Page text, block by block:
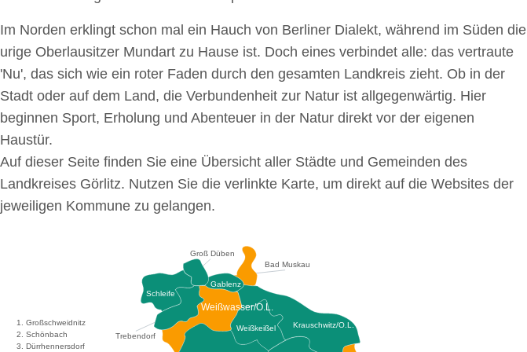
Im Norden erklingt schon mal ein Hauch von Berliner Dialekt, während im Süden die
urige Oberlausitzer Mundart zu Hause ist. Doch eines verbindet alle: das vertraute
'Nu', das sich wie ein roter Faden durch den gesamten Landkreis zieht. Ob in der
Stadt oder auf dem Land, die Verbundenheit zur Natur ist allgegenwärtig. Hier
beginnen Sport, Erholung und Abenteuer in der Natur direkt vor der eigenen
Haustür.
Auf dieser Seite finden Sie eine Übersicht aller Städte und Gemeinden des
Landkreises Görlitz. Nutzen Sie die verlinkte Karte, um direkt auf die Websites der
jeweiligen Kommune zu gelangen.
Bad Muskau
Weißwasser/O.L.
Gablenz
Groß Düben
Krauschwitz/O.L.
Schleife
Trebendorf
Weißkeißel
1. Großschweidnitz
2. Schönbach
3. Dürrhennersdorf